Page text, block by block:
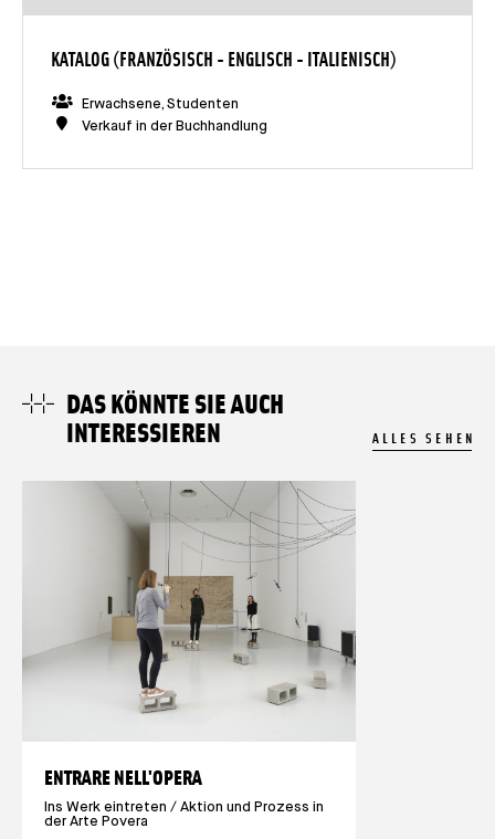
KATALOG (FRANZÖSISCH - ENGLISCH - ITALIENISCH)
Erwachsene, Studenten
Verkauf in der Buchhandlung
DAS KÖNNTE SIE AUCH
INTERESSIEREN
ALLES SEHEN
ENTRARE NELL'OPERA
Ins Werk eintreten / Aktion und Prozess in
der Arte Povera